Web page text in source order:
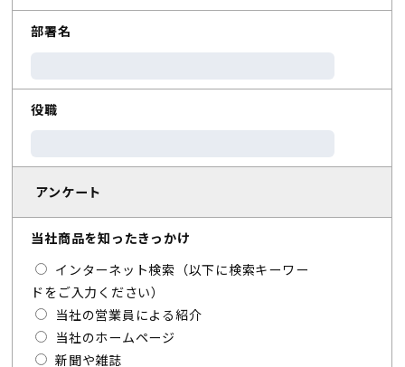
部署名
役職
アンケート
当社商品を知ったきっかけ
インターネット検索（以下に検索キーワー
ドをご入力ください）
当社の営業員による紹介
当社のホームページ
新聞や雑誌